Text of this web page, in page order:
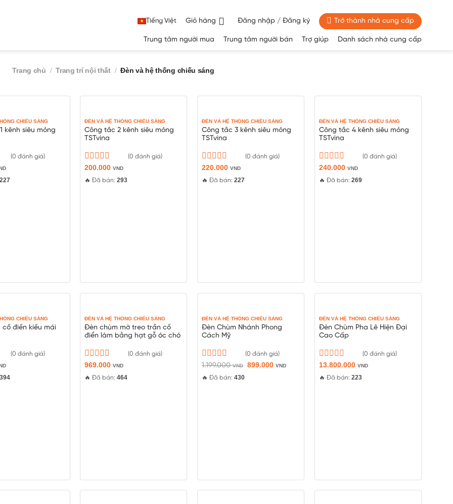
Tiếng Việt Giỏ hàng Đăng nhập / Đăng ký Trở thành nhà cung cấp
Trung tâm người mua Trung tâm người bán Trợ giúp Danh sách nhà cung cấp
Trang chủ / Trang trí nội thất / Đèn và hệ thống chiếu sáng
CHIẾU SÁNG
kênh siêu mỏng
(0 đánh giá)
227
ĐÈN VÀ HỆ THỐNG CHIẾU SÁNG
Công tắc 2 kênh siêu mỏng
TSTvina
Được
xếp
hạng
(0 đánh giá)
200.000VND
🔥 Đã bán:293
ĐÈN VÀ HỆ THỐNG CHIẾU SÁNG
Công tắc 3 kênh siêu mỏng
TSTvina
Được
xếp
hạng
(0 đánh giá)
220.000VND
🔥 Đã bán:227
ĐÈN VÀ HỆ THỐNG CHIẾU SÁNG
Công tắc 4 kênh siêu mỏng
TSTvina
Được
xếp
hạng
(0 đánh giá)
240.000 VND
🔥 Đã bán: 269
CHIẾU SÁNG
cổ điển kiểu mái
(0 đánh giá)
394
ĐÈN VÀ HỆ THỐNG CHIẾU SÁNG
Đèn chùm mờ treo trần cổ
điển làm bằng hạt gỗ óc chó
Được
xếp
hạng
(0 đánh giá)
969.000VND
🔥 Đã bán:464
ĐÈN VÀ HỆ THỐNG CHIẾU SÁNG
Đèn Chùm Nhánh Phong
Cách Mỹ
Được
xếp
hạng
(0 đánh giá)
1.199.000VND
Giá
899.000VNDGiá
🔥 Đã bán:430
ĐÈN VÀ HỆ THỐNG CHIẾU SÁNG
Đèn Chùm Pha Lê Hiện Đại
Cao Cấp
Được
xếp
hạng
(0 đánh giá)
13.800.000 VND
🔥 Đã bán: 223